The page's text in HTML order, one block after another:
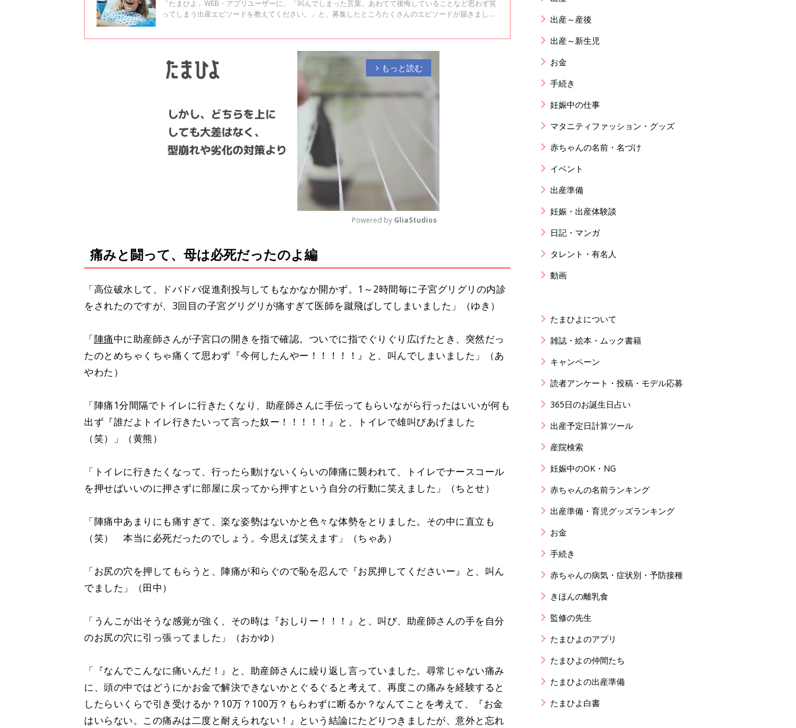
「たまひよ」WEB・アプリユーザーに、「叫んでしまった言葉、あわてて後悔していることなど思わず笑
ってしまう出産エピソードを教えてください。」と、募集したところたくさんのエピソードが届きまし
arrow_forward_ios もっと読む
u
t
e
Powered by GliaStudios
痛みと闘って、母は必死だったのよ編
「高位破水して、ドバドバ促進剤投与してもなかなか開かず。1～2時間毎に子宮グリグリの内診
をされたのですが、3回目の子宮グリグリが痛すぎて医師を蹴飛ばしてしまいました」（ゆき）
「陣痛中に助産師さんが子宮口の開きを指で確認。ついでに指でぐりぐり広げたとき、突然だっ
たのとめちゃくちゃ痛くて思わず『今何したんやー！！！！！』と、叫んでしまいました」（あ
やわた）
「陣痛1分間隔でトイレに行きたくなり、助産師さんに手伝ってもらいながら行ったはいいが何も
出ず『誰だよトイレ行きたいって言った奴ー！！！！！』と、トイレで雄叫びあげました
（笑）」（黄熊）
「トイレに行きたくなって、行ったら動けないくらいの陣痛に襲われて、トイレでナースコール
を押せばいいのに押さずに部屋に戻ってから押すという自分の行動に笑えました」（ちとせ）
「陣痛中あまりにも痛すぎて、楽な姿勢はないかと色々な体勢をとりました。その中に直立も
（笑） 本当に必死だったのでしょう。今思えば笑えます」（ちゃあ）
「お尻の穴を押してもらうと、陣痛が和らぐので恥を忍んで『お尻押してくださいー』と、叫ん
でました」（田中）
「うんこが出そうな感覚が強く、その時は『おしりー！！！』と、叫び、助産師さんの手を自分
のお尻の穴に引っ張ってました」（おかゆ）
「『なんでこんなに痛いんだ！』と、助産師さんに繰り返し言っていました。尋常じゃない痛み
に、頭の中ではどうにかお金で解決できないかとぐるぐると考えて、再度この痛みを経験すると
したらいくらで引き受けるか？10万？100万？もらわずに断るか？なんてことを考えて、『お金
はいらない。この痛みは二度と耐えられない！』という結論にたどりつきましたが、意外と忘れ
出産～産後
出産～新生児
お金
手続き
妊娠中の仕事
マタニティファッション・グッズ
赤ちゃんの名前・名づけ
イベント
出産準備
妊娠・出産体験談
日記・マンガ
タレント・有名人
動画
たまひよについて
雑誌・絵本・ムック書籍
キャンペーン
読者アンケート・投稿・モデル応募
365日のお誕生日占い
出産予定日計算ツール
産院検索
妊娠中のOK・NG
赤ちゃんの名前ランキング
出産準備・育児グッズランキング
お金
手続き
赤ちゃんの病気・症状別・予防接種
きほんの離乳食
監修の先生
たまひよのアプリ
たまひよの仲間たち
たまひよの出産準備
たまひよ白書